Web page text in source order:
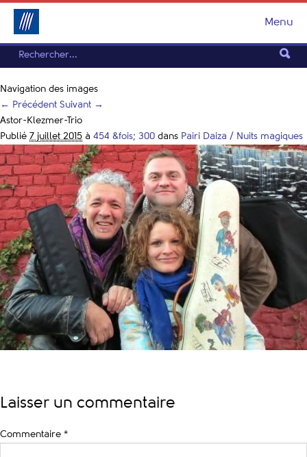
Menu
Navigation des images
← Précédent Suivant →
Astor-Klezmer-Trio
Publié 7 juillet 2015 à 454 &fois; 300 dans Pairi Daiza / Nuits magiques
Laisser un commentaire
Commentaire *